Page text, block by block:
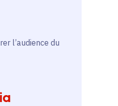
l’audience du